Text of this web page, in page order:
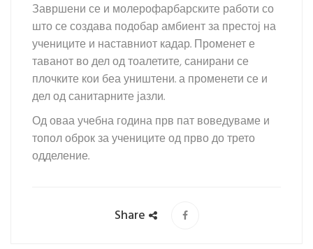
Завршени се и молерофарбарските работи со
што се создава подобар амбиент за престој на
учениците и наставниот кадар. Променет е
таванот во дел од тоалетите, санирани се
плочките кои беа уништени. а променети се и
дел од санитарните јазли.
Од оваа учебна година прв пат воведуваме и
топол оброк за учениците од прво до трето
одделение.
Share